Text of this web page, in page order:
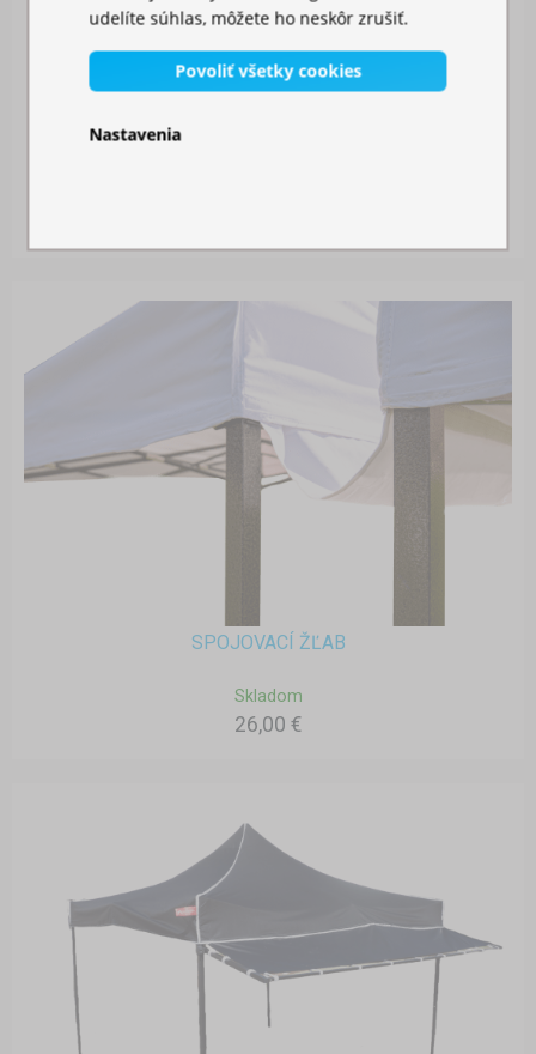
MOSKYTIÉRA NA STAN
SPOJOVACÍ ŽĽAB
Skladom
26,00 €
udelíte súhlas, môžete ho neskôr zrušiť.
Povoliť všetky cookies
Nastavenia